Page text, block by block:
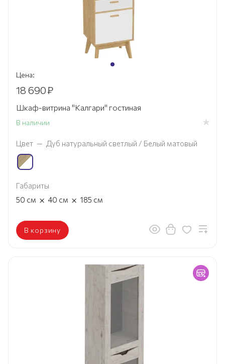
Цена:
18 690₽
Шкаф-витрина "Калгари" гостиная
В наличии
Цвет — Дуб натуральный светлый / Белый матовый
Габариты
50 см × 40 см × 185 см
В корзину